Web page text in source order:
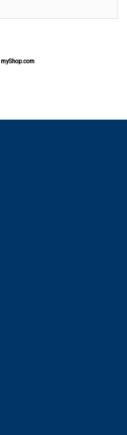
myShop.com